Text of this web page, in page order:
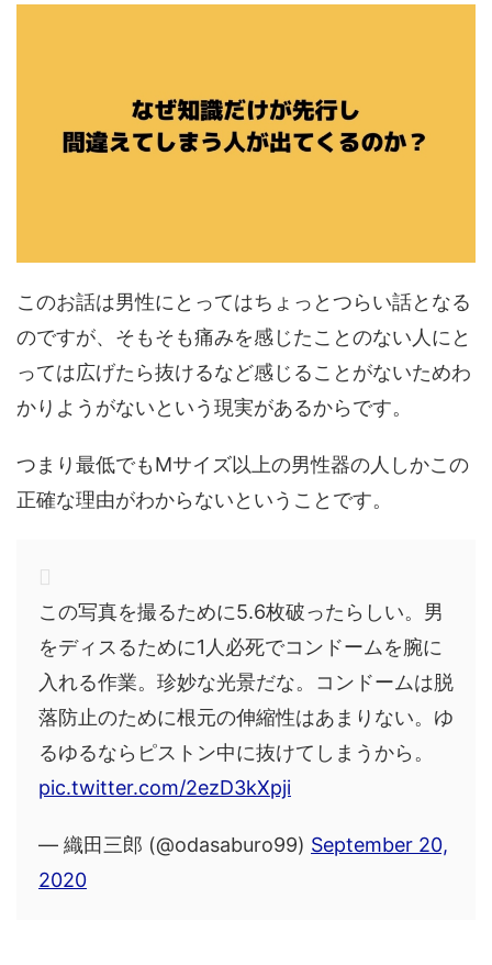
このお話は男性にとってはちょっとつらい話となる
のですが、そもそも痛みを感じたことのない人にと
っては広げたら抜けるなど感じることがないためわ
かりようがないという現実があるからです。
つまり最低でもMサイズ以上の男性器の人しかこの
正確な理由がわからないということです。
この写真を撮るために5.6枚破ったらしい。男
をディスるために1人必死でコンドームを腕に
入れる作業。珍妙な光景だな。コンドームは脱
落防止のために根元の伸縮性はあまりない。ゆ
るゆるならピストン中に抜けてしまうから。
pic.twitter.com/2ezD3kXpji
— 織田三郎 (@odasaburo99) September 20,
2020